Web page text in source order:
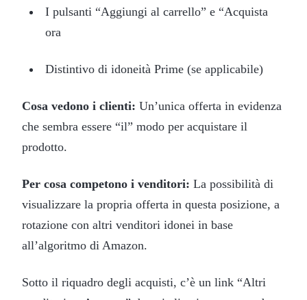
I pulsanti “Aggiungi al carrello” e “Acquista
ora
Distintivo di idoneità Prime (se applicabile)
Cosa vedono i clienti: Un’unica offerta in evidenza
che sembra essere “il” modo per acquistare il
prodotto.
Per cosa competono i venditori: La possibilità di
visualizzare la propria offerta in questa posizione, a
rotazione con altri venditori idonei in base
all’algoritmo di Amazon.
Sotto il riquadro degli acquisti, c’è un link “Altri